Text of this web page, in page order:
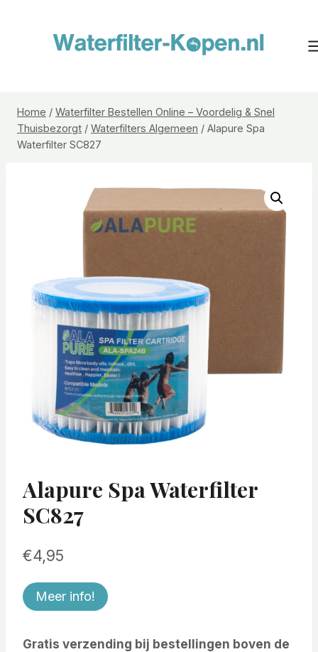
Home / Waterfilter Bestellen Online – Voordelig & Snel
Thuisbezorgt / Waterfilters Algemeen / Alapure Spa
Waterfilter SC827
Alapure Spa Waterfilter
SC827
€4,95
Meer info!
Gratis verzending bij bestellingen boven de